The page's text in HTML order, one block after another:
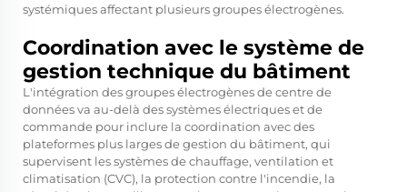
systémiques affectant plusieurs groupes électrogènes.
Coordination avec le système de
gestion technique du bâtiment
L'intégration des groupes électrogènes de centre de
données va au-delà des systèmes électriques et de
commande pour inclure la coordination avec des
plateformes plus larges de gestion du bâtiment, qui
supervisent les systèmes de chauffage, ventilation et
climatisation (CVC), la protection contre l'incendie, la